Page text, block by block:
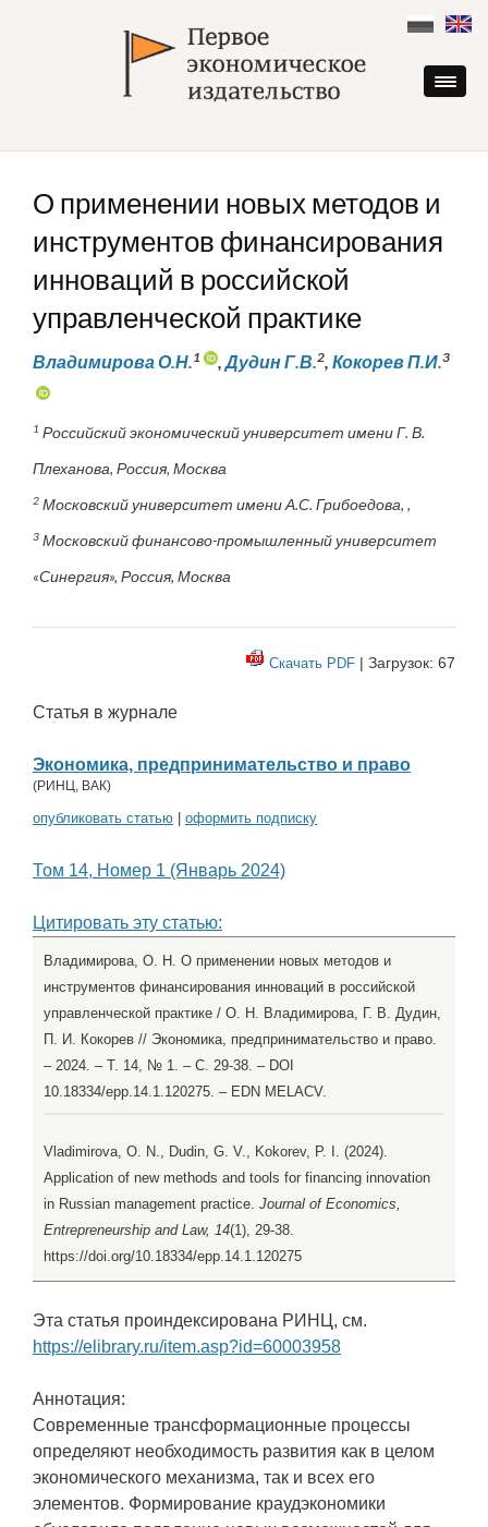
content
О применении новых методов и
инструментов финансирования
инноваций в российской
управленческой практике
Владимирова О.Н.1 ,Дудин Г.В.2, Кокорев П.И.3
1 Российский экономический университет имени Г. В.
Плеханова, Россия, Москва
2 Московский университет имени А.С. Грибоедова, ,
3 Московский финансово-промышленный университет
«Синергия», Россия, Москва
Скачать PDF | Загрузок: 67
Статья в журнале
Экономика, предпринимательство и право
(РИНЦ, ВАК)
опубликовать статью оформить подписку
Том 14, Номер 1 (Январь 2024)
Цитировать эту статью:
Владимирова, О. Н. О применении новых методов и
инструментов финансирования инноваций в российской
управленческой практике / О. Н. Владимирова, Г. В. Дудин,
П. И. Кокорев // Экономика, предпринимательство и право.
– 2024. – Т. 14, № 1. – С. 29-38. – DOI
10.18334/epp.14.1.120275. – EDN MELACV.
Vladimirova, O. N., Dudin, G. V., Kokorev, P. I. (2024).
Application of new methods and tools for financing innovation
in Russian management practice. Journal of Economics,
Entrepreneurship and Law, 14(1), 29-38.
https://doi.org/10.18334/epp.14.1.120275
Эта статья проиндексирована РИНЦ, см.
https://elibrary.ru/item.asp?id=60003958
Аннотация:
Современные трансформационные процессы
определяют необходимость развития как в целом
экономического механизма, так и всех его
элементов. Формирование краудэкономики